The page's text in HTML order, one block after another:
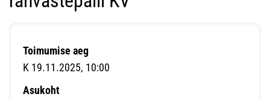
Toimumise aeg
K 19.11.2025, 10:00
Asukoht